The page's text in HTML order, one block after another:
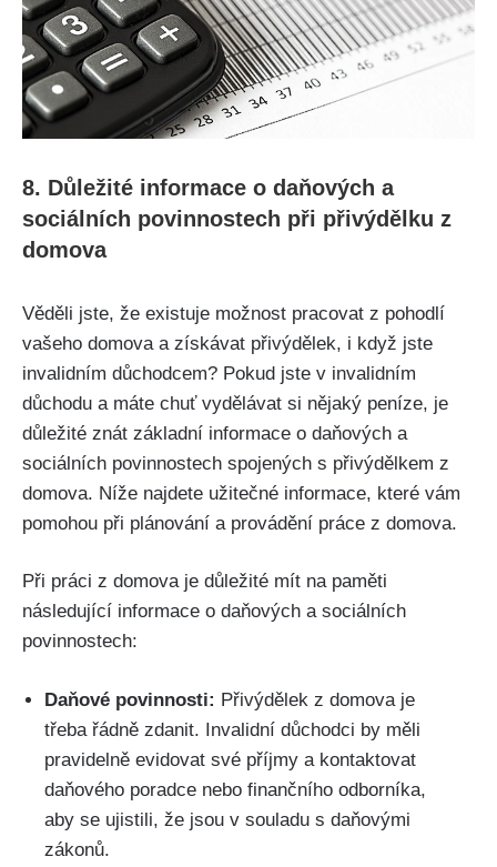
8. Důležité informace o daňových a
sociálních povinnostech při přivýdělku z
domova
Věděli jste, že existuje možnost pracovat z pohodlí
vašeho domova a získávat přivýdělek, i když jste
invalidním důchodcem? Pokud jste v invalidním
důchodu a máte chuť vydělávat si nějaký peníze, je
důležité znát základní informace o daňových a
sociálních povinnostech spojených s přivýdělkem z
domova. Níže najdete užitečné informace, které vám
pomohou při plánování a provádění práce z domova.
Při práci z domova je důležité mít na paměti
následující informace o daňových a sociálních
povinnostech:
Daňové povinnosti: Přivýdělek z domova je
třeba řádně zdanit. Invalidní důchodci by měli
pravidelně evidovat své příjmy a kontaktovat
daňového poradce nebo finančního odborníka,
aby se ujistili, že jsou v souladu s daňovými
zákonů.